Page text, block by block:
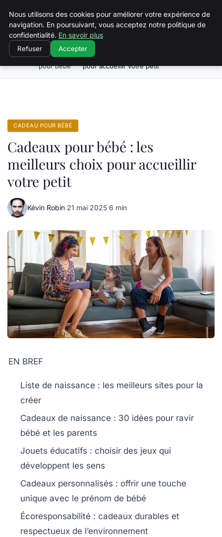
Squeakyswing.com
Cadeau
pour bébé
Cadeaux pour bébé : les meilleurs choix
pour accueillir votre petit
CADEAU POUR BÉBÉ
Cadeaux pour bébé : les
meilleurs choix pour accueillir
votre petit
Kévin Robin·21 mai 2025·6 min
EN BREF
Liste de naissance : les meilleurs sites pour la
créer
Cadeaux de naissance : 30 idées pour ravir
bébé et les parents
Jouets éducatifs : choisir des jeux qui
développent les sens
Cadeaux personnalisés : offrir une touche
unique avec le prénom de bébé
Écoresponsabilité : cadeaux durables et
respectueux de l’environnement
Nous utilisons des cookies pour améliorer votre expérience de
navigation. En poursuivant, vous acceptez notre politique de
confidentialité. En savoir plus
Refuser Accepter